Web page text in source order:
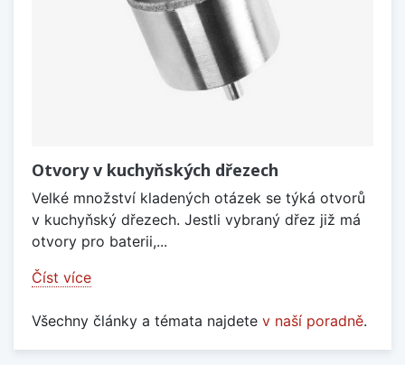
Otvory v kuchyňských dřezech
Velké množství kladených otázek se týká otvorů
v kuchyňský dřezech. Jestli vybraný dřez již má
otvory pro baterii,...
Číst více
Všechny články a témata najdete v naší poradně.